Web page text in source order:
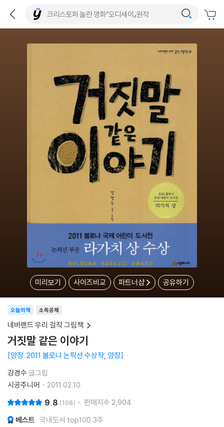
미리보기 사이즈비교 파트너샵 공유하기
소득공제
오늘의책
네버랜드 우리 걸작 그림책
거짓말 같은 이야기
양장. 2011 볼로냐 논픽션 수상작, 양장
강경수 글그림
시공주니어
2011.02.10.
9.8 108 판매지수 2,904
베스트 국내도서 top100 3주